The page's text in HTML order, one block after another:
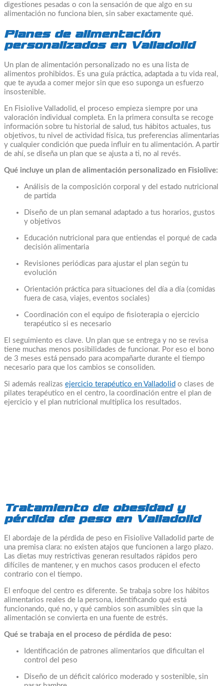
digestiones pesadas o con la sensación de que algo en su
alimentación no funciona bien, sin saber exactamente qué.
Planes de alimentación
personalizados en Valladolid
Un plan de alimentación personalizado no es una lista de
alimentos prohibidos. Es una guía práctica, adaptada a tu vida real,
que te ayuda a comer mejor sin que eso suponga un esfuerzo
insostenible.
En Fisiolive Valladolid, el proceso empieza siempre por una
valoración individual completa. En la primera consulta se recoge
información sobre tu historial de salud, tus hábitos actuales, tus
objetivos, tu nivel de actividad física, tus preferencias alimentarias
y cualquier condición que pueda influir en tu alimentación. A partir
de ahí, se diseña un plan que se ajusta a ti, no al revés.
Qué incluye un plan de alimentación personalizado en Fisiolive:
Análisis de la composición corporal y del estado nutricional
de partida
Diseño de un plan semanal adaptado a tus horarios, gustos
y objetivos
Educación nutricional para que entiendas el porqué de cada
decisión alimentaria
Revisiones periódicas para ajustar el plan según tu
evolución
Orientación práctica para situaciones del día a día (comidas
fuera de casa, viajes, eventos sociales)
Coordinación con el equipo de fisioterapia o ejercicio
terapéutico si es necesario
El seguimiento es clave. Un plan que se entrega y no se revisa
tiene muchas menos posibilidades de funcionar. Por eso el bono
de 3 meses está pensado para acompañarte durante el tiempo
necesario para que los cambios se consoliden.
Si además realizas ejercicio terapéutico en Valladolid o clases de
pilates terapéutico en el centro, la coordinación entre el plan de
ejercicio y el plan nutricional multiplica los resultados.
Tratamiento de obesidad y
pérdida de peso en Valladolid
El abordaje de la pérdida de peso en Fisiolive Valladolid parte de
una premisa clara: no existen atajos que funcionen a largo plazo.
Las dietas muy restrictivas generan resultados rápidos pero
difíciles de mantener, y en muchos casos producen el efecto
contrario con el tiempo.
El enfoque del centro es diferente. Se trabaja sobre los hábitos
alimentarios reales de la persona, identificando qué está
funcionando, qué no, y qué cambios son asumibles sin que la
alimentación se convierta en una fuente de estrés.
Qué se trabaja en el proceso de pérdida de peso:
Identificación de patrones alimentarios que dificultan el
control del peso
Diseño de un déficit calórico moderado y sostenible, sin